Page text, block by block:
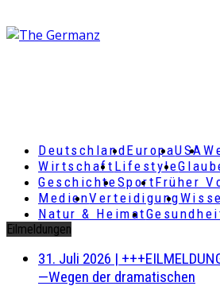
DeutschlandEuropaUSA
Wirtschaft Lifestyle
GeschichteSportFrüher
MedienVerteidigung
Natur & Heimat
Eilmeldungen
31. Juli 2026 |
—Wegen der dramatischen